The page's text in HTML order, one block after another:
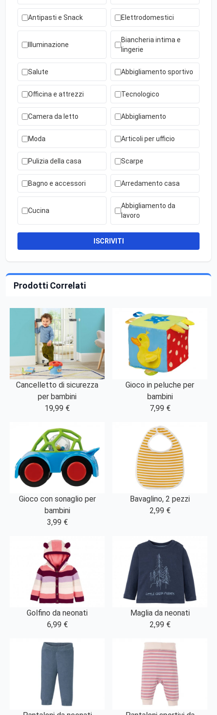
Antipasti e Snack Elettrodomestici
Illuminazione
Biancheria intima e
lingerie
Salute Abbigliamento sportivo
Officina e attrezzi Tecnologico
Camera da letto Abbigliamento
Moda Articoli per ufficio
Pulizia della casa Scarpe
Bagno e accessori Arredamento casa
Cucina
Abbigliamento da
lavoro
ISCRIVITI
Prodotti Correlati
Cancelletto di sicurezza
per bambini
19,99 €
Gioco in peluche per
bambini
7,99 €
Gioco con sonaglio per
bambini
3,99 €
Bavaglino, 2 pezzi
2,99 €
Golfino da neonati
6,99 €
Maglia da neonati
2,99 €